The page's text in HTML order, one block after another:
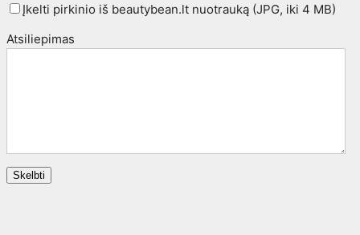
Įkelti pirkinio iš beautybean.lt nuotrauką (JPG, iki 4 MB)
Atsiliepimas